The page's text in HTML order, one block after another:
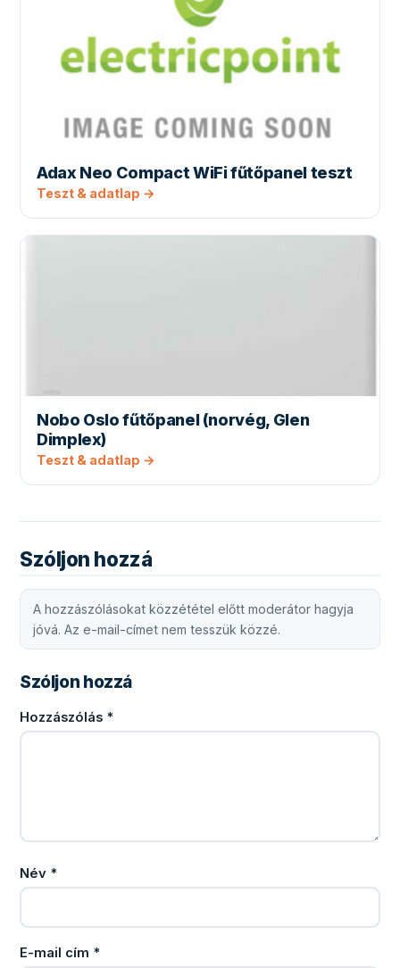
Adax Neo Compact WiFi fűtőpanel teszt
Teszt & adatlap →
Nobo Oslo fűtőpanel (norvég, Glen
Dimplex)
Teszt & adatlap →
Szóljon hozzá
A hozzászólásokat közzététel előtt moderátor hagyja
jóvá. Az e-mail-címet nem tesszük közzé.
Szóljon hozzá
Hozzászólás *
Név *
E-mail cím *